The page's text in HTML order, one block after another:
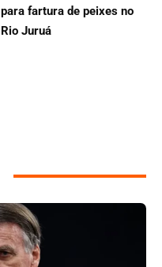
para fartura de peixes no
Rio Juruá